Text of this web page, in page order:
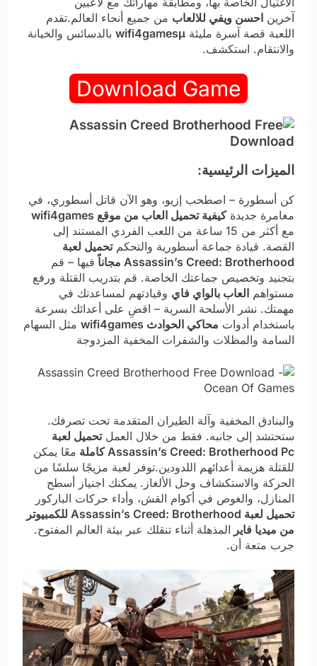
آخرين احسن ويفي للالعاب من جميع أنحاء العالم.تقدم
اللعبة قصة آسرة مليئة wifi4gamesμ بالدسائس والخيانة
والانتقام. استكشف.
Download Game
الميزات الرئيسية:
كن أسطورة – اصطحب إزيو، وهو الآن قاتل أسطوري، في
مغامرة جديدةكيفية تحميل العاب من موقع wifi4games
مع أكثر من 15 ساعة من اللعب الفردي المستند إلى
القصة. قيادة جماعة أسطورية والتحكمتحميل لعبة
Assassin’s Creed: Brotherhood مجاناً
فيها – قم
بتجنيد وتخصيص جماعتك الخاصة. قم بتدريب القتلة ورفع
مستواهم العاب بالواي فاي وقيادتهم لمساعدتك في
مهمتك. نشر الأسلحة السرية – اقضِ على أعدائك بسرعة
باستخدام أدوات محاكي الحوادث wifi4games
مثل السهام
السامة والمظلات والشفرات المخفية المزدوجة
والبنادق المخفية وآلة الطيران المتقدمة تحت تصرفك.
ستحتشد إلى جانبه. فقط من خلال العملتحميل لعبة
Assassin’s Creed: Brotherhood Pc كاملة
معًا يمكن
للقتلة هزيمة أعدائهم اللدودين.توفر لعبة مزيجًا سلسًا من
الحركة والاستكشاف وحل الألغاز. يمكنك اجتياز أسطح
المنازل، والغوص في أكوام القش، وأداء حركات الباركور
تحميل لعبة Assassin’s Creed: Brotherhood للكمبيوتر
من ميديا فاير المذهلة أثناء تنقلك عبر بيئة العالم المفتوح.
جرب متعة أن.